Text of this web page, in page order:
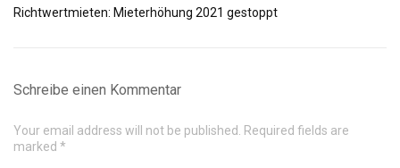
Richtwertmieten: Mieterhöhung 2021 gestoppt
Schreibe einen Kommentar
Your email address will not be published. Required fields are
marked *